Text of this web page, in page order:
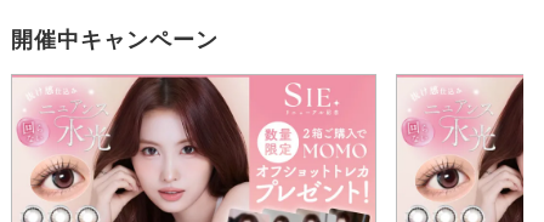
開催中キャンペーン